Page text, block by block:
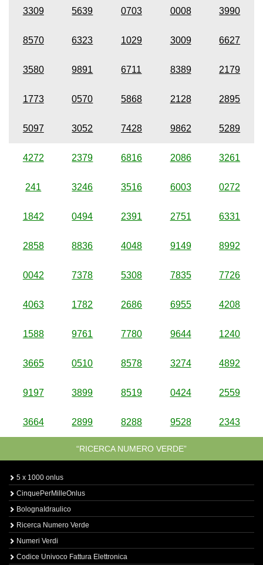
3309 5639 0703 0008 3990
8570 6323 1029 3009 6627
3580 9891 6711 8389 2179
1773 0570 5868 2128 2895
5097 3052 7428 9862 5289
4272 2379 6816 2086 3261
241 3246 3516 6003 0272
1842 0494 2391 2751 6331
2858 8836 4048 9149 8992
0042 7378 5308 7835 7726
4063 1782 2686 6955 4208
1588 9761 7780 9644 1240
3665 0510 8578 3274 4892
9197 3899 8519 0424 2559
3664 2899 8288 9528 2343
“RICERCA NUMERO VERDE”
5 x 1000 onlus
CinquePerMilleOnlus
BolognaIdraulico
Ricerca Numero Verde
Numeri Verdi
Codice Univoco Fattura Elettronica